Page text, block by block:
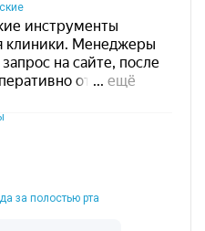
за полостью рта